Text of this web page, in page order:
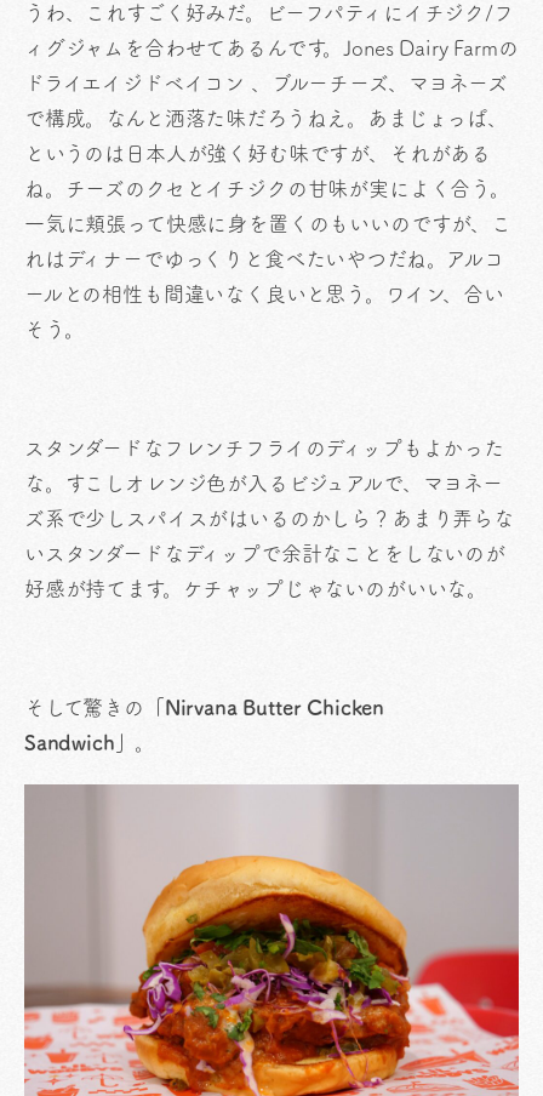
うわ、これすごく好みだ。ビーフパティにイチジク/フ
ィグジャムを合わせてあるんです。Jones Dairy Farmの
ドライエイジドベイコン 、ブルーチーズ、マヨネーズ
で構成。なんと洒落た味だろうねえ。あまじょっぱ、
というのは日本人が強く好む味ですが、それがある
ね。チーズのクセとイチジクの甘味が実によく合う。
一気に頬張って快感に身を置くのもいいのですが、こ
れはディナーでゆっくりと食べたいやつだね。アルコ
ールとの相性も間違いなく良いと思う。ワイン、合い
そう。
スタンダードなフレンチフライのディップもよかった
な。すこしオレンジ色が入るビジュアルで、マヨネー
ズ系で少しスパイスがはいるのかしら？あまり弄らな
いスタンダードなディップで余計なことをしないのが
好感が持てます。ケチャップじゃないのがいいな。
そして驚きの
「Nirvana Butter Chicken
Sandwich」 。